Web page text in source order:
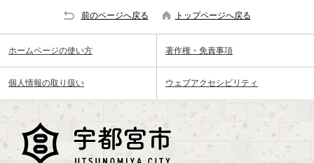
前のページへ戻る トップページへ戻る
ホームページの使い方 著作権・免責事項
個人情報の取り扱い ウェブアクセシビリティ